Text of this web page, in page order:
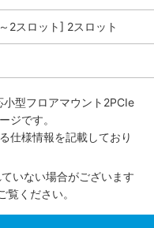
2スロット] 2スロット
型フロアマウント2PCIe
です。
様情報を記載しており
いない場合がございます
覧ください。